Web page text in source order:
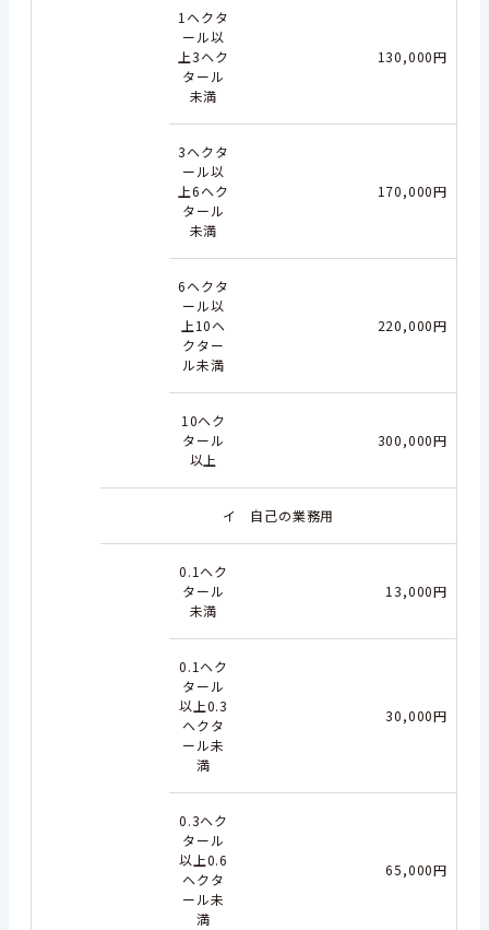
1ヘクタ
ール以
上3ヘク
タール
未満
130,000円
3ヘクタ
ール以
上6ヘク
タール
未満
170,000円
6ヘクタ
ール以
上10ヘ
クター
ル未満
220,000円
10ヘク
タール
以上
300,000円
イ 自己の業務用
0.1ヘク
タール
未満
13,000円
0.1ヘク
タール
以上0.3
ヘクタ
ール未
満
30,000円
0.3ヘク
タール
以上0.6
ヘクタ
ール未
満
65,000円